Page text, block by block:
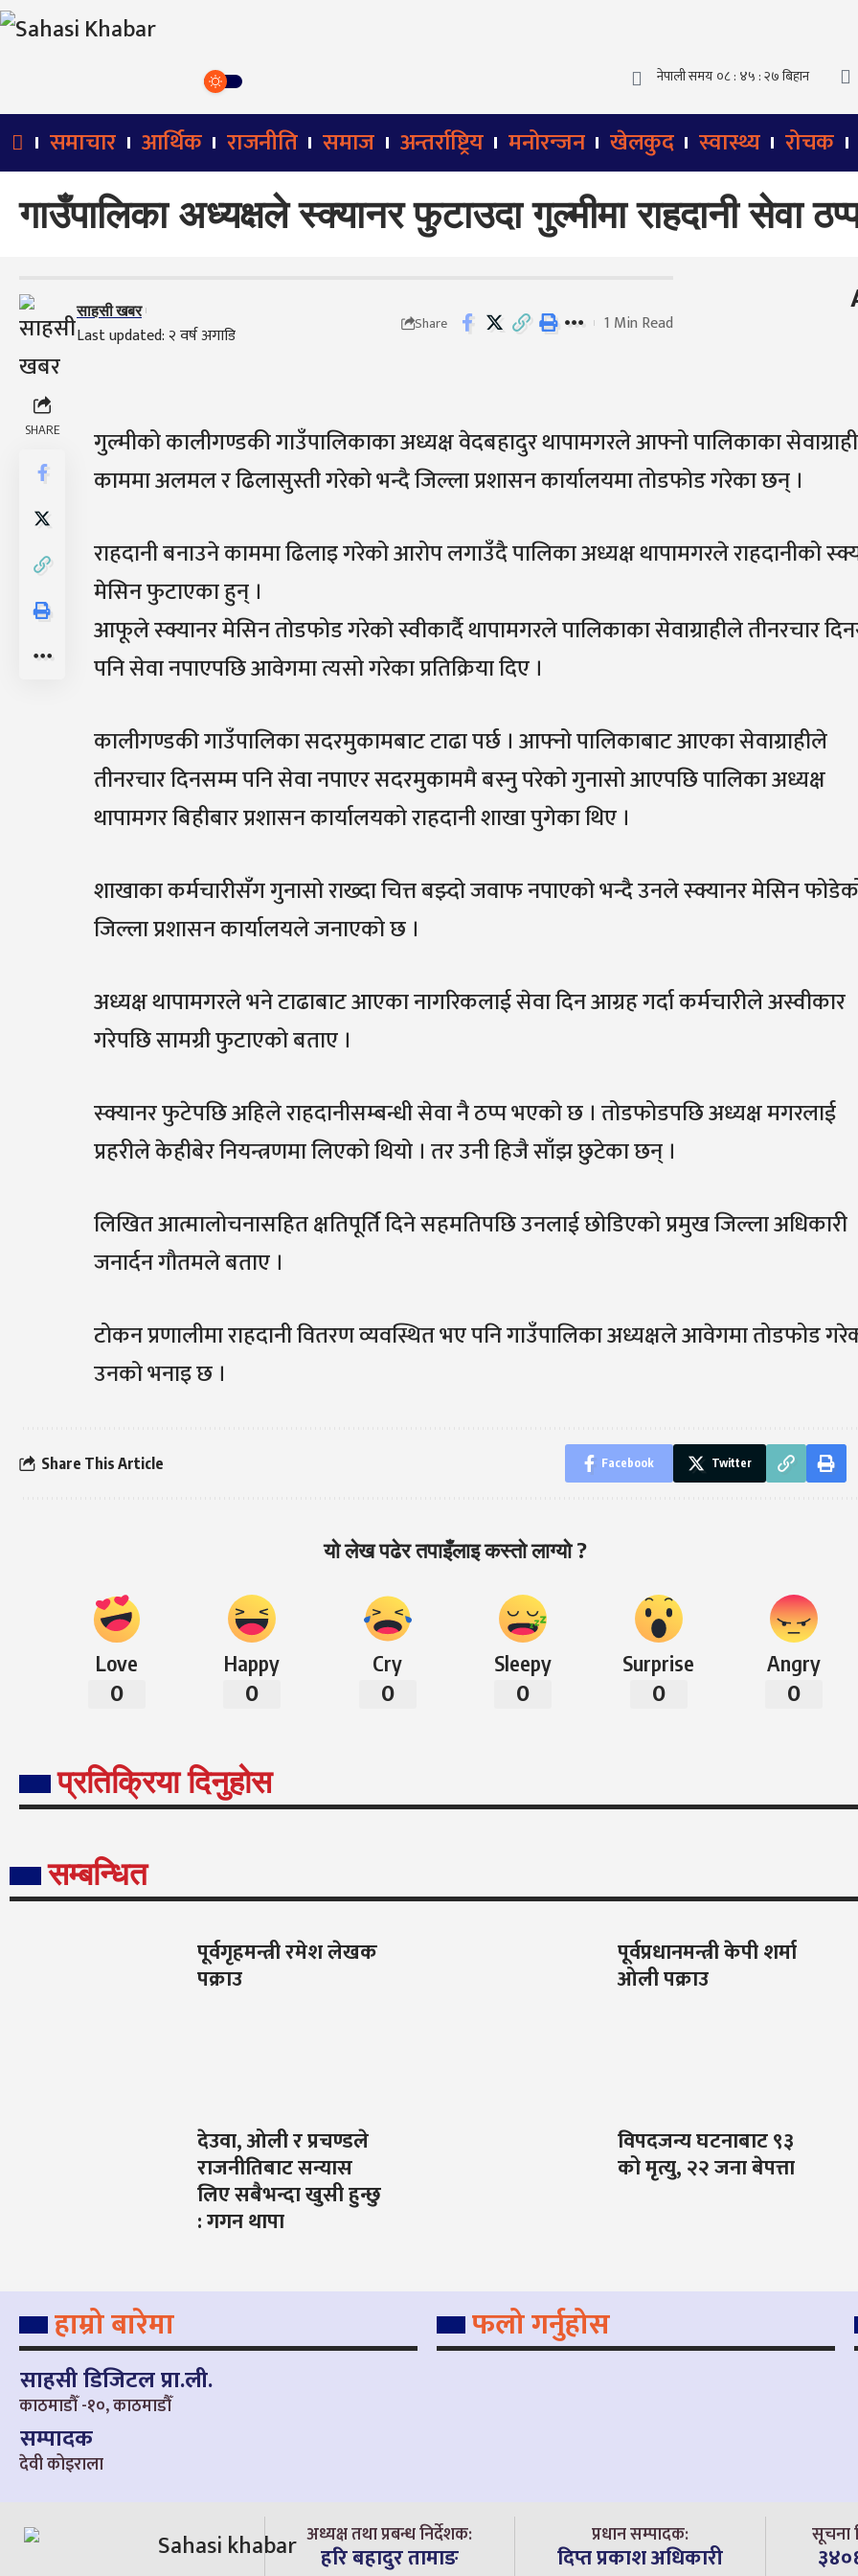
समाचार आर्थिक राजनीति समाज अन्तर्राष्ट्रिय मनोरन्जन खेलकुद स्वास्थ्य रोचक
गाउँपालिका अध्यक्षले स्क्यानर फुटाउदा गुल्मीमा राहदानी सेवा
Last updated: २ वर्ष अगाडि
साहसी खबर
Share 1 Min Read
SHARE
गुल्मीको कालीगण्डकी गाउँपालिकाका अध्यक्ष वेदबहादुर थापामगरले आफ्नो पालिकाका
काममा अलमल र ढिलासुस्ती गरेको भन्दै जिल्ला प्रशासन कार्यालयमा तोडफोड गरेका छन् ।
राहदानी बनाउने काममा ढिलाइ गरेको आरोप लगाउँदै पालिका अध्यक्ष थापामगरले राहदानीको
मेसिन फुटाएका हुन् ।
आफूले स्क्यानर मेसिन तोडफोड गरेको स्वीकार्दै थापामगरले पालिकाका सेवाग्राहीले तीनरचार
पनि सेवा नपाएपछि आवेगमा त्यसो गरेका प्रतिक्रिया दिए ।
कालीगण्डकी गाउँपालिका सदरमुकामबाट टाढा पर्छ । आफ्नो पालिकाबाट आएका सेवाग्राहीले
तीनरचार दिनसम्म पनि सेवा नपाएर सदरमुकाममै बस्नु परेको गुनासो आएपछि पालिका अध्यक्ष
थापामगर बिहीबार प्रशासन कार्यालयको राहदानी शाखा पुगेका थिए ।
शाखाका कर्मचारीसँग गुनासो राख्दा चित्त बझ्दो जवाफ नपाएको भन्दै उनले स्क्यानर मेसिन
जिल्ला प्रशासन कार्यालयले जनाएको छ ।
अध्यक्ष थापामगरले भने टाढाबाट आएका नागरिकलाई सेवा दिन आग्रह गर्दा कर्मचारीले अस्वीकार
गरेपछि सामग्री फुटाएको बताए ।
स्क्यानर फुटेपछि अहिले राहदानीसम्बन्धी सेवा नै ठप्प भएको छ । तोडफोडपछि अध्यक्ष मगरलाई
प्रहरीले केहीबेर नियन्त्रणमा लिएको थियो । तर उनी हिजै साँझ छुटेका छन् ।
लिखित आत्मालोचनासहित क्षतिपूर्ति दिने सहमतिपछि उनलाई छोडिएको प्रमुख जिल्ला अधिकारी
जनार्दन गौतमले बताए ।
टोकन प्रणालीमा राहदानी वितरण व्यवस्थित भए पनि गाउँपालिका अध्यक्षले आवेगमा तोडफोड
उनको भनाइ छ ।
Share This Article Facebook Twitter
यो लेख पढेर तपाइँलाइ कस्तो लाग्यो ?
Love
0
Happy
0
Cry
0
Sleepy
0
Surprise
0
Angry
0
प्रतिक्रिया दिनुहोस
सम्बन्धित
पूर्वगृहमन्त्री रमेश लेखक
पक्राउ
पूर्वप्रधानमन्त्री केपी शर्मा
ओली पक्राउ
देउवा, ओली र प्रचण्डले
राजनीतिबाट सन्यास
लिए सबैभन्दा खुसी हुन्छु
: गगन थापा
विपदजन्य घटनाबाट ९३
को मृत्यु, २२ जना बेपत्ता
हाम्रो बारेमा
साहसी डिजिटल प्रा.ली.
काठमाडौँ -१०, काठमाडौँ
सम्पादक
देवी कोइराला
फलो गर्नुहोस
अध्यक्ष तथा प्रबन्ध निर्देशक:
हरि बहादुर तामाङ
प्रधान सम्पादक:
दिप्त प्रकाश अधिकारी
सूचना